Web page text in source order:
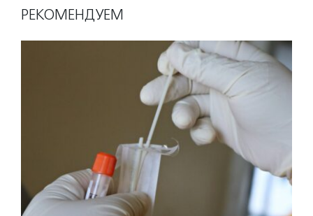
РЕКОМЕНДУЕМ